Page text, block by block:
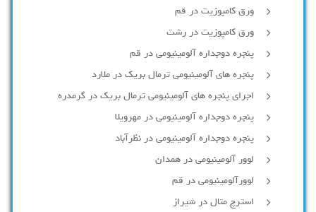
ورق کامپوزیت در قم
ورق کامپوزیت در رشت
پنجره دوجداره آلومينيومی در قم
پنجره های آلومینیومی ترمال بریک در ملارد
اجرای پنجره های آلومینیومی ترمال بریک در گرمدره
پنجره دوجداره آلومینیومی در مهرویلا
پنجره دوجداره آلومینیومی در نظرآباد
لوور آلومینیومی در همدان
لوورآلومینیومی در قم
استرچ متال در شیراز